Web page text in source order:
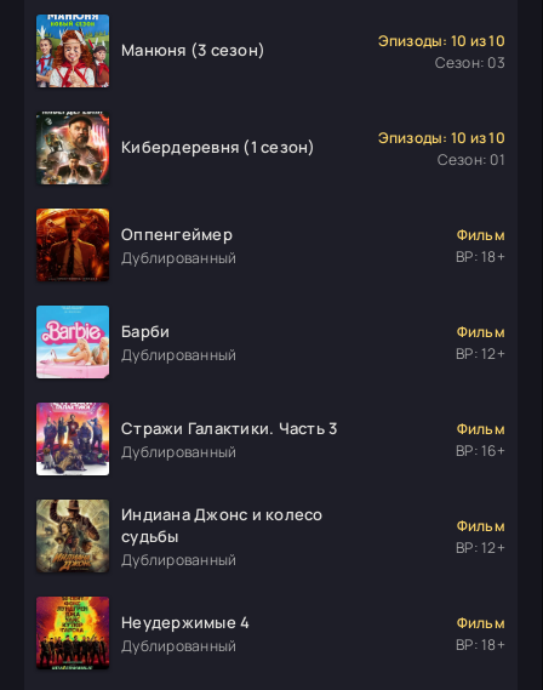
Манюня (3 сезон)
Эпизоды: 10 из 10
Сезон: 03
Кибердеревня (1 сезон)
Эпизоды: 10 из 10
Сезон: 01
Оппенгеймер
Дублированный
Фильм
ВР: 18+
Барби
Дублированный
Фильм
ВР: 12+
Стражи Галактики. Часть 3
Дублированный
Фильм
ВР: 16+
Индиана Джонс и колесо
судьбы
Дублированный
Фильм
ВР: 12+
Неудержимые 4
Дублированный
Фильм
ВР: 18+